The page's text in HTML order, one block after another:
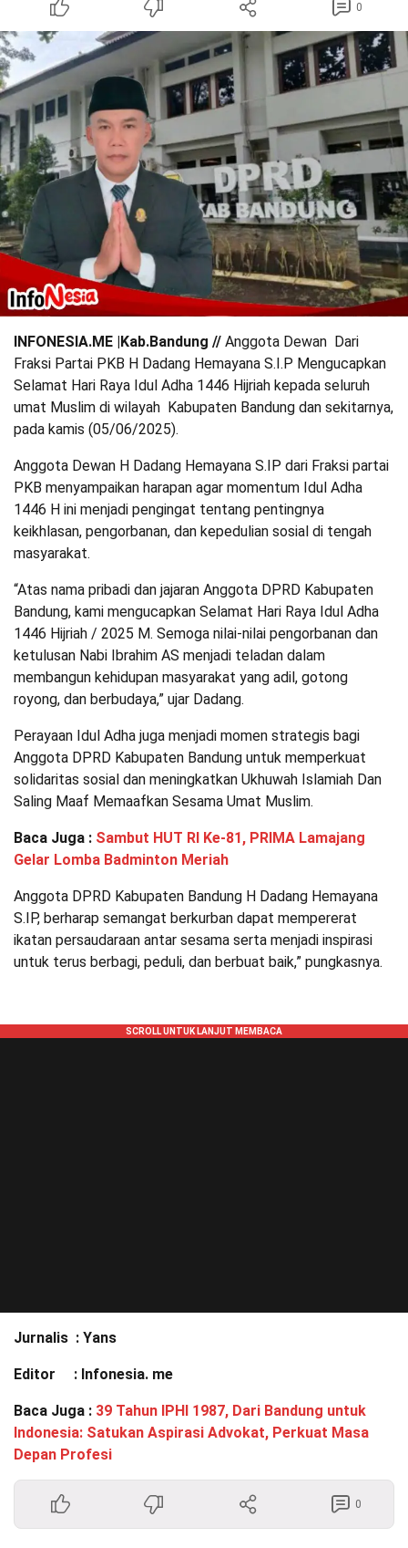
0
INFONESIA.ME |Kab.Bandung // Anggota Dewan Dari
Fraksi Partai PKB H Dadang Hemayana S.I.P Mengucapkan
Selamat Hari Raya Idul Adha 1446 Hijriah kepada seluruh
umat Muslim di wilayah Kabupaten Bandung dan sekitarnya,
pada kamis (05/06/2025).
Anggota Dewan H Dadang Hemayana S.IP dari Fraksi partai
PKB menyampaikan harapan agar momentum Idul Adha
1446 H ini menjadi pengingat tentang pentingnya
keikhlasan, pengorbanan, dan kepedulian sosial di tengah
masyarakat.
“Atas nama pribadi dan jajaran Anggota DPRD Kabupaten
Bandung, kami mengucapkan Selamat Hari Raya Idul Adha
1446 Hijriah / 2025 M. Semoga nilai-nilai pengorbanan dan
ketulusan Nabi Ibrahim AS menjadi teladan dalam
membangun kehidupan masyarakat yang adil, gotong
royong, dan berbudaya,” ujar Dadang.
Perayaan Idul Adha juga menjadi momen strategis bagi
Anggota DPRD Kabupaten Bandung untuk memperkuat
solidaritas sosial dan meningkatkan Ukhuwah Islamiah Dan
Saling Maaf Memaafkan Sesama Umat Muslim.
Baca Juga : Sambut HUT RI Ke-81, PRIMA Lamajang
Gelar Lomba Badminton Meriah
Anggota DPRD Kabupaten Bandung H Dadang Hemayana
S.IP, berharap semangat berkurban dapat mempererat
ikatan persaudaraan antar sesama serta menjadi inspirasi
untuk terus berbagi, peduli, dan berbuat baik,” pungkasnya.
Jurnalis : Yans
Editor : Infonesia. me
Baca Juga : 39 Tahun IPHI 1987, Dari Bandung untuk
Indonesia: Satukan Aspirasi Advokat, Perkuat Masa
Depan Profesi
0